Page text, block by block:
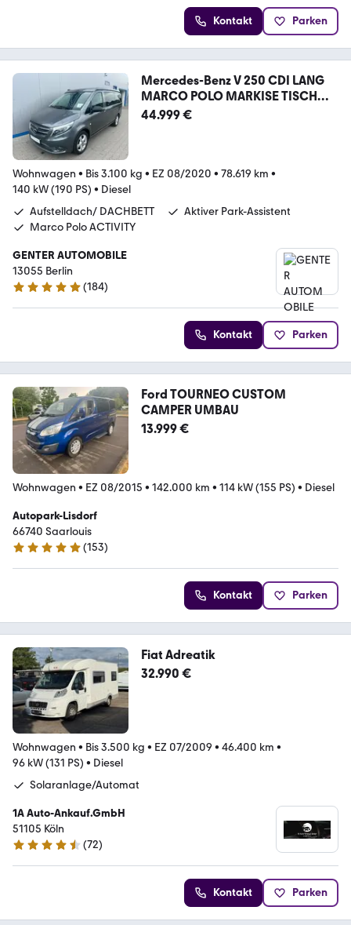
Kontakt Parken
Mercedes-Benz V 250 CDI LANG
MARCO POLO MARKISE TISCH
NAVI AHK
44.999 €
Wohnwagen • Bis 3.100 kg • EZ 08/2020 • 78.619 km •
140 kW (190 PS) • Diesel
Aufstelldach/ DACHBETT
Aktiver Park-Assistent
Marco Polo ACTIVITY
GENTER AUTOMOBILE
13055 Berlin
4.9 Sterne
(184)
Kontakt Parken
Ford TOURNEO CUSTOM
CAMPER UMBAU
13.999 €
Wohnwagen • EZ 08/2015 • 142.000 km • 114 kW (155 PS) • Diesel
Autopark-Lisdorf
66740 Saarlouis
4.8 Sterne
(153)
Kontakt Parken
Fiat Adreatik
32.990 €
Wohnwagen • Bis 3.500 kg • EZ 07/2009 • 46.400 km •
96 kW (131 PS) • Diesel
Solaranlage/Automat
1A Auto-Ankauf.GmbH
51105 Köln
4.6 Sterne
(72)
Kontakt Parken